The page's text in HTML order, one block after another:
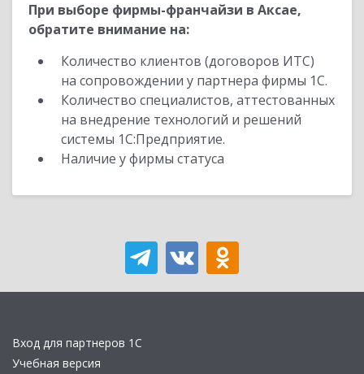
При выборе фирмы-франчайзи в Аксае,
обратите внимание на:
Количество клиентов (договоров ИТС)
на сопровождении у партнера фирмы 1С.
Количество специалистов, аттестованных
на внедрение технологий и решений
системы 1С:Предприятие.
Наличие у фирмы статуса
Вход для партнеров 1С
Учебная версия